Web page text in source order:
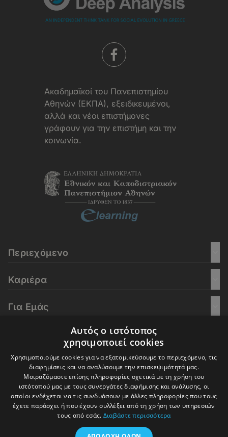
Aκαδημαϊκοί του Πανεπιστημίου
Αθηνών (ΕΚΠΑ), εξειδικευμένοι,
αλλά και νέοι επιστήμονες
γράφουν για την επιστήμη και την
κοινωνία.
Περιεχόμενο
Καριέρα
Για Εμάς
E-Learning
© 2016-2026 In Deep Analysis - All rights reserved.
Πολιτική Cookies Πολιτική Απορρήτου
Αυτός ο ιστότοπος
χρησιμοποιεί cookies
Χρησιμοποιούμε cookies για να εξατομικεύσουμε το περιεχόμενο, τις
διαφημίσεις και να αναλύσουμε την επισκεψιμότητά μας.
Μοιραζόμαστε επίσης πληροφορίες σχετικά με τη χρήση του
ιστότοπού μας με τους συνεργάτες διαφήμισης και ανάλυσης, οι
οποίοι ενδέχεται να τις συνδυάσουν με άλλες πληροφορίες που τους
έχετε παράσχει ή που έχουν συλλέξει από τη χρήση των υπηρεσιών
τους από εσάς. Διαβάστε περισσότερα